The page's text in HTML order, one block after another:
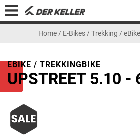
Home / E-Bikes / Trekking /
EBIKE / TREKKINGBIKE
UPSTREET 5.10 -